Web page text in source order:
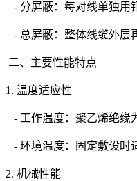
- 分屏蔽：每对线单独用
- 总屏蔽：整体线缆外层
二、主要性能特点
1. 温度适应性
- 工作温度：聚乙烯绝
- 环境温度：固定敷设时
2. 机械性能